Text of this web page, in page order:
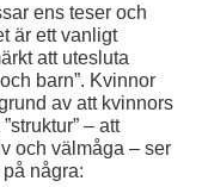
ens teser och
är ett vanligt
att utesluta
barn”. Kvinnor
av att kvinnors
– att
och välmåga – ser
några: